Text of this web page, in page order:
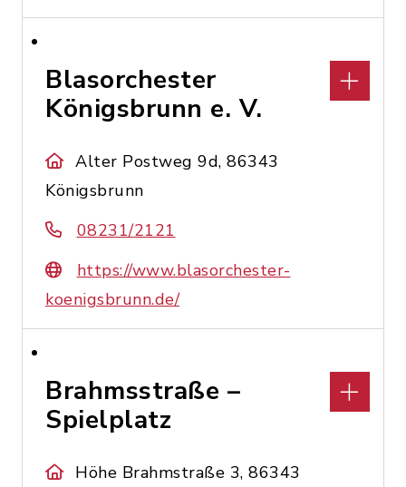
Blasorchester
Königsbrunn e. V.
Alter Postweg 9d, 86343
Königsbrunn
08231/2121
https://www.blasorchester-
koenigsbrunn.de/
Brahmsstraße –
Spielplatz
Höhe Brahmstraße 3, 86343